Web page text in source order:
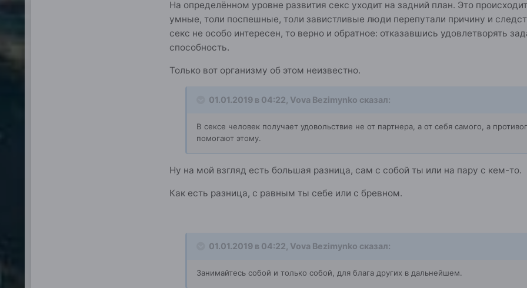
На определённом уровне развития секс уходит на задний план. Это
умные, толи поспешные, толи завистливые люди перепутали причину и
секс не особо интересен, то верно и обратное: отказавшись удовлетворять
способность.
Только вот организму об этом неизвестно.
01.01.2019 в 04:22, Vova Bezimynko сказал:
В сексе человек получает удовольствие не от партнера, а от себя самого, а
помогают этому.
Ну на мой взгляд есть большая разница, сам с собой ты или на пару с кем-то.
Как есть разница, с равным ты себе или с бревном.
01.01.2019 в 04:22, Vova Bezimynko сказал:
Занимайтесь собой и только собой, для блага других в дальнейшем.